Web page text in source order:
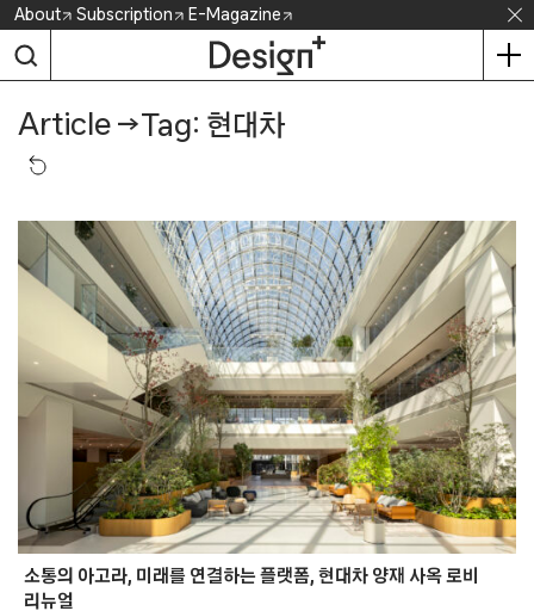
Skip
content
About Subscription E-Magazine
Article →Tag: 현대차
소통의 아고라, 미래를 연결하는 플랫폼, 현대차 양재 사옥 로비
리뉴얼